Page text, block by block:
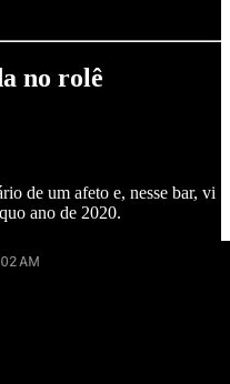
no rolê
de um afeto e, nesse bar, vi
ano de 2020.